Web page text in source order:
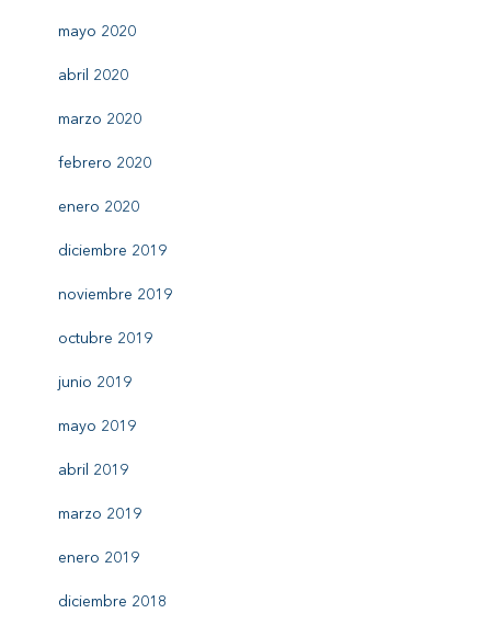
mayo 2020
abril 2020
marzo 2020
febrero 2020
enero 2020
diciembre 2019
noviembre 2019
octubre 2019
junio 2019
mayo 2019
abril 2019
marzo 2019
enero 2019
diciembre 2018